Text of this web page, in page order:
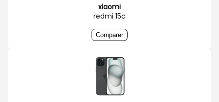
xiaomi
redmi 15c
Comparer